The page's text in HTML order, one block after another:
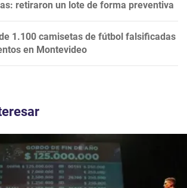
retiraron un lote de forma preventiva
1.100 camisetas de fútbol falsificadas
en Montevideo